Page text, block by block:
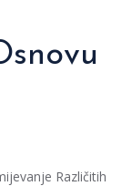
Različitih